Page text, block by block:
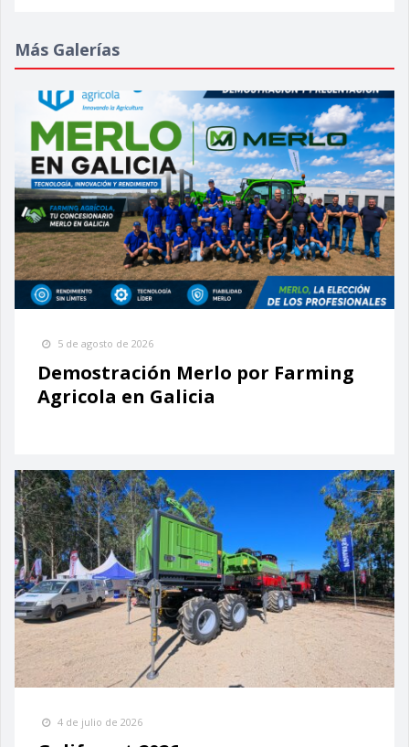
Más Galerías
5 de agosto de 2026
Demostración Merlo por Farming
Agricola en Galicia
4 de julio de 2026